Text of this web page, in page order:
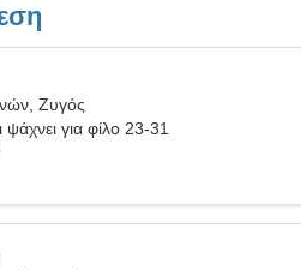
Ζυγός
ψάχνει για φίλο 23-31